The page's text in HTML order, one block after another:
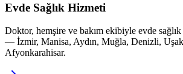
Evde Sağlık Hizmeti
Doktor, hemşire ve bakım ekibiyle evde
— İzmir, Manisa, Aydın, Muğla, Denizli,
Afyonkarahisar.